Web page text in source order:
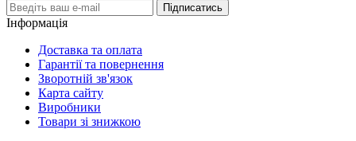
Підписатись
Інформація
Доставка та оплата
Гарантії та повернення
Зворотній зв'язок
Карта сайту
Виробники
Товари зі знижкою